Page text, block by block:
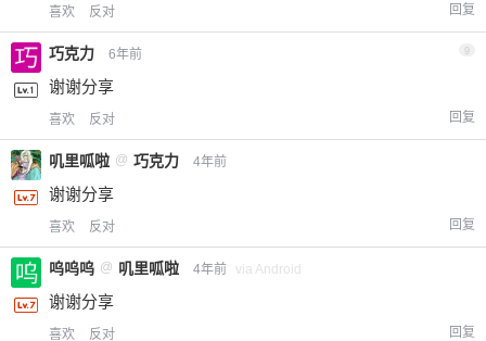
喜欢 反对 回复
巧克力 6年前 9
谢谢分享
喜欢 反对 回复
叽里呱啦 @ 巧克力 4年前
谢谢分享
喜欢 反对 回复
呜呜呜 @ 叽里呱啦 4年前 via Android
谢谢分享
喜欢 反对 回复